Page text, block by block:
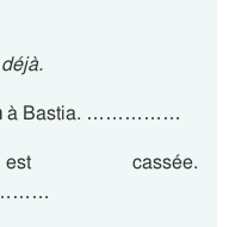
à Bastia. ……………